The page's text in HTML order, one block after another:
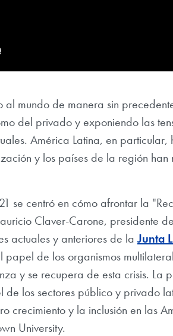
mundo de manera sin
del privado y exponiendo las
América Latina, en
y los países de la región
se centró en cómo afrontar la
Claver-Carone, presidente
actuales y anteriores de laJunta
papel de los organismos
y se recupera de esta crisis. La
los sectores público y privado
crecimiento y la inclusión en las
University.